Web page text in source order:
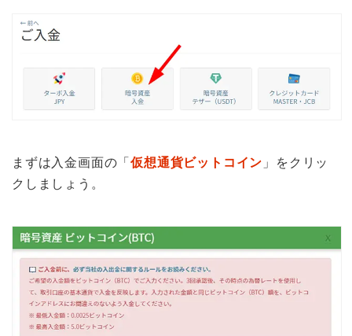
まずは入金画面の「仮想通貨ビットコイン 」をクリッ
クしましょう。